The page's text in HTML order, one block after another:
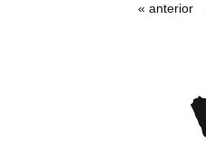
« anterior